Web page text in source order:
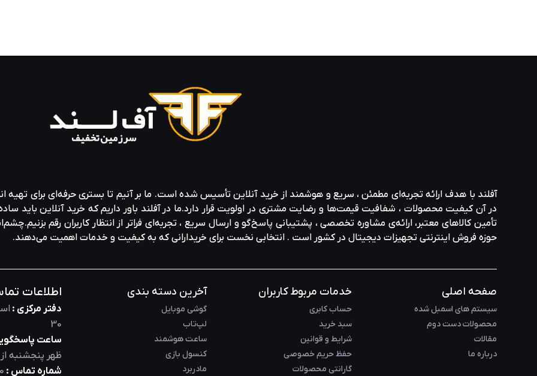
آفلند با هدف ارائه‌ تجربه‌ای مطمئن ، سریع و هوشمند از خرید آنلاین تأسیس شده است. ما بر آنیم تا بستری حرفه‌ای برای تهیه‌
در آن کیفیت محصولات ، شفافیت قیمت‌ها و رضایت مشتری در اولویت قرار دارد.ما در آفلند باور داریم که خرید آنلاین باید
تأمین کالاهای معتبر، ارائه‌ی مشاوره‌ تخصصی ، پشتیبانی پاسخ‌گو و ارسال سریع ، تجربه‌ای فراتر از انتظار کاربران رقم
حوزه‌ فروش اینترنتی تجهیزات دیجیتال در کشور است . انتخابی نخست برای خریدارانی که به کیفیت و خدمات اهمیت می‌دهند.
صفحه اصلی
سیستم های اسمبل شده
محصولات دست دوم
مقالات
درباره ما
خدمات مربوط کاربران
حساب کابری
سبد خرید
شرایط و قوانین
حفظ حریم خصوصی
گارانتی محصولات
آخرین دسته بندی
گوشی موبایل
لپ‌تاب
ساعت هوشمند
کنسول بازی
مادربرد
اطلاعات
دفتر مرکزی :
30
ساعت
ظهر پنجشنبه
شماره تماس :